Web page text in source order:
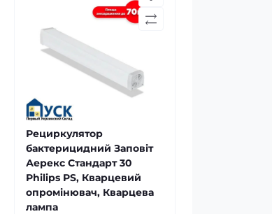
Рециркулятор
бактерицидний Заповіт
Аерекс Стандарт 30
Philips PS, Кварцевий
опромінювач, Кварцева
лампа